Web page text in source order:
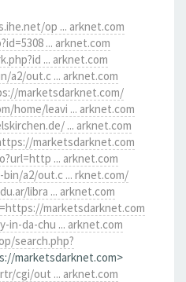
op ... arknet.com
... arknet.com
... arknet.com
a2/out.c ... arknet.com
marketsdarknet.com/
home/leavi ... arknet.com
... arknet.com
marketsdarknet.com
... arknet.com
a2/out.c ... rknet.com/
libra ... arknet.com
marketsdarknet.com
da-chu ... arknet.com
search.php?
marketsdarknet.com>
cgi/out ... arknet.com